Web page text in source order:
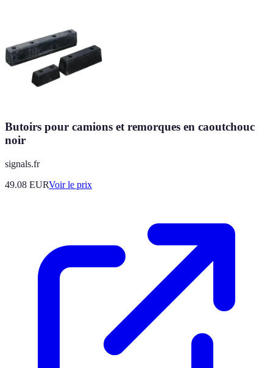
Butoirs pour camions et remorques en caoutchouc
noir
signals.fr
49.08 EURVoir le prix